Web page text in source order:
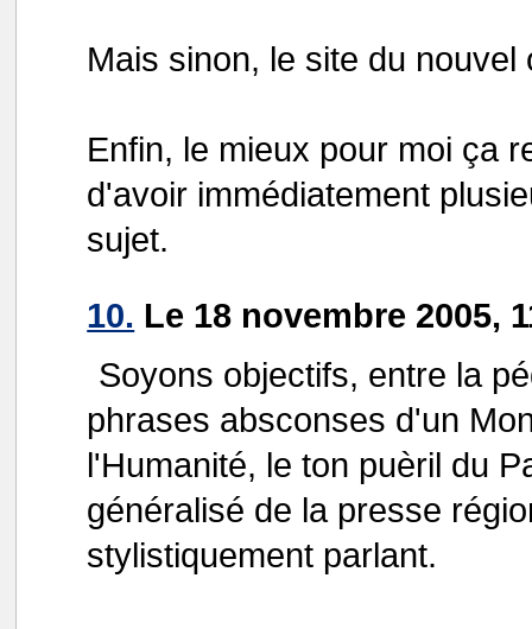
Mais sinon, le site du
Enfin, le mieux pour moi ça
d'avoir immédiatement
sujet.
10. Le 18 novembre 2005,
Soyons objectifs, entre la
phrases absconses d'un
l'Humanité, le ton puèril du
généralisé de la presse
stylistiquement parlant.